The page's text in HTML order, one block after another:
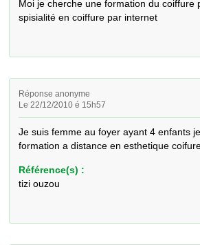
Moi je cherche une formation du coiffure
spisialité en coiffure par internet
Réponse anonyme
Le 22/12/2010 é 15h57
Je suis femme au foyer ayant 4 enfants
formation a distance en esthetique
Référence(s) :
tizi ouzou